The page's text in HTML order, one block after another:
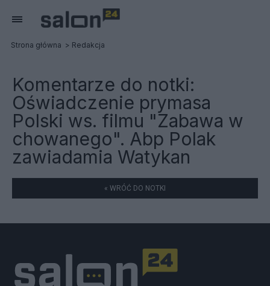
Strona główna Redakcja
Komentarze do notki:
Oświadczenie prymasa
Polski ws. filmu "Zabawa w
chowanego". Abp Polak
zawiadamia Watykan
« WRÓĆ DO NOTKI